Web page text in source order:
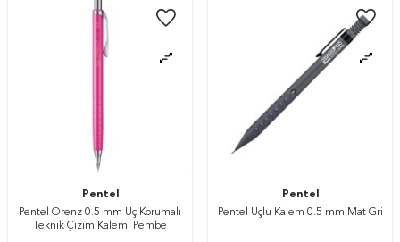
Pentel
Pentel Orenz 0.5 mm Uç Korumalı
Teknik Çizim Kalemi Pembe
Pentel
Pentel Uçlu Kalem 0.5 mm Mat Gri